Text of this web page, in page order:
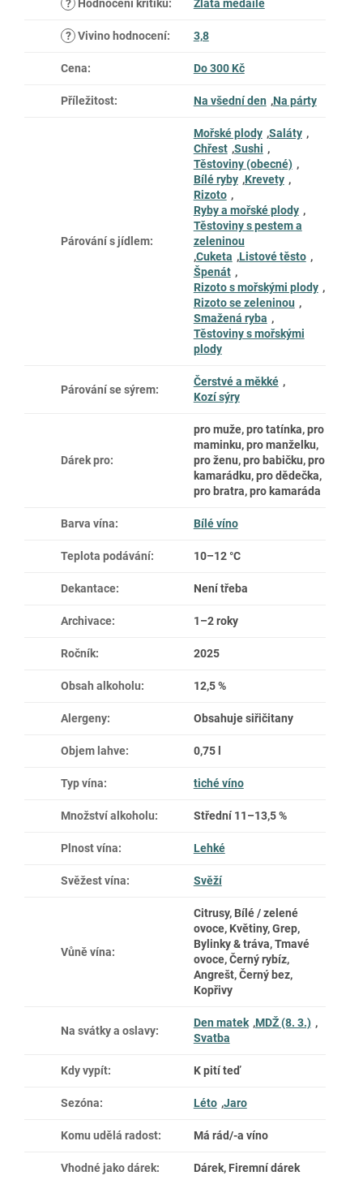
? Hodnocení kritiků: Zlatá medaile
? Vivino hodnocení: 3,8
Cena: Do 300 Kč
Příležitost: Na všední den ,Na párty
Párování s jídlem:
Mořské plody ,Saláty ,
Chřest ,Sushi ,
Těstoviny (obecné) ,
Bílé ryby ,Krevety ,
Rizoto ,
Ryby a mořské plody ,
Těstoviny s pestem a
zeleninou
,Cuketa ,Listové těsto ,
Špenát ,
Rizoto s mořskými plody ,
Rizoto se zeleninou ,
Smažená ryba ,
Těstoviny s mořskými
plody
Párování se sýrem:
Čerstvé a měkké ,
Kozí sýry
Dárek pro:
pro muže, pro tatínka, pro
maminku, pro manželku,
pro ženu, pro babičku, pro
kamarádku, pro dědečka,
pro bratra, pro kamaráda
Barva vína: Bílé víno
Teplota podávání: 10–12 °C
Dekantace: Není třeba
Archivace: 1–2 roky
Ročník: 2025
Obsah alkoholu: 12,5 %
Alergeny: Obsahuje siřičitany
Objem lahve: 0,75 l
Typ vína: tiché víno
Množství alkoholu: Střední 11–13,5 %
Plnost vína: Lehké
Svěžest vína: Svěží
Vůně vína:
Citrusy, Bílé / zelené
ovoce, Květiny, Grep,
Bylinky & tráva, Tmavé
ovoce, Černý rybíz,
Angrešt, Černý bez,
Kopřivy
Na svátky a oslavy:
Den matek ,MDŽ (8. 3.) ,
Svatba
Kdy vypít: K pití teď
Sezóna: Léto ,Jaro
Komu udělá radost: Má rád/-a víno
Vhodné jako dárek: Dárek, Firemní dárek